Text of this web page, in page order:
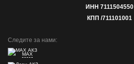
ИНН 7111504550
КПП /711101001
Следите за нами:
MAX